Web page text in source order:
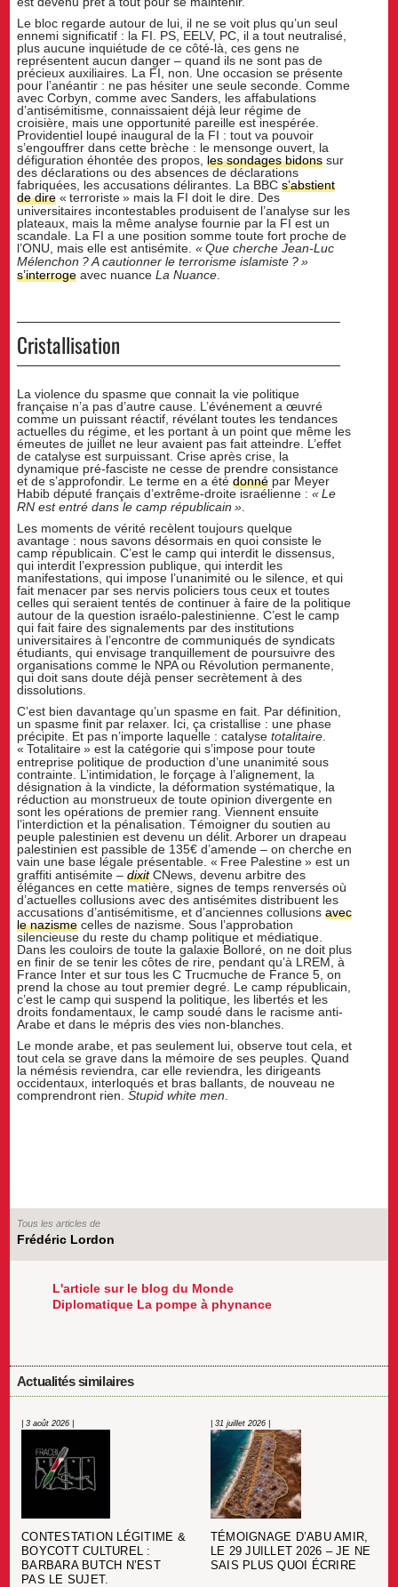
Le bloc regarde autour de lui, il ne se voit plus qu’un seul
ennemi significatif : la FI. PS, EELV, PC, il a tout neutralisé,
plus aucune inquiétude de ce côté-là, ces gens ne
représentent aucun danger – quand ils ne sont pas de
précieux auxiliaires. La FI, non. Une occasion se présente
pour l’anéantir : ne pas hésiter une seule seconde. Comme
avec Corbyn, comme avec Sanders, les affabulations
d’antisémitisme, connaissaient déjà leur régime de
croisière, mais une opportunité pareille est inespérée.
Providentiel loupé inaugural de la FI : tout va pouvoir
s’engouffrer dans cette brèche : le mensonge ouvert, la
défiguration éhontée des propos,les sondages bidons sur
des déclarations ou des absences de déclarations
fabriquées, les accusations délirantes. La BBCs’abstient
de dire « terroriste » mais la FI doit le dire. Des
universitaires incontestables produisent de l’analyse sur les
plateaux, mais la même analyse fournie par la FI est un
scandale. La FI a une position somme toute fort proche de
l’ONU, mais elle est antisémite.« Que cherche Jean-Luc
Mélenchon ? A cautionner le terrorisme islamiste ? »
s’interroge avec nuanceLa Nuance
Cristallisation
La violence du spasme que connait la vie politique
française n’a pas d’autre cause. L’événement a œuvré
comme un puissant réactif, révélant toutes les tendances
actuelles du régime, et les portant à un point que même les
émeutes de juillet ne leur avaient pas fait atteindre. L’effet
de catalyse est surpuissant. Crise après crise, la
dynamique pré-fasciste ne cesse de prendre consistance
et de s’approfondir. Le terme en a étédonné par Meyer
Habib député français d’extrême-droite israélienne :« Le
RN est entré dans le camp républicain »
Les moments de vérité recèlent toujours quelque
avantage : nous savons désormais en quoi consiste le
camp républicain. C’est le camp qui interdit le dissensus,
qui interdit l’expression publique, qui interdit les
manifestations, qui impose l’unanimité ou le silence, et qui
fait menacer par ses nervis policiers tous ceux et toutes
celles qui seraient tentés de continuer à faire de la politique
autour de la question israélo-palestinienne. C’est le camp
qui fait faire des signalements par des institutions
universitaires à l’encontre de communiqués de syndicats
étudiants, qui envisage tranquillement de poursuivre des
organisations comme le NPA ou Révolution permanente,
qui doit sans doute déjà penser secrètement à des
dissolutions.
C’est bien davantage qu’un spasme en fait. Par définition,
un spasme finit par relaxer. Ici, ça cristallise : une phase
précipite. Et pas n’importe laquelle : catalysetotalitaire.
« Totalitaire » est la catégorie qui s’impose pour toute
entreprise politique de production d’une unanimité sous
contrainte. L’intimidation, le forçage à l’alignement, la
désignation à la vindicte, la déformation systématique, la
réduction au monstrueux de toute opinion divergente en
sont les opérations de premier rang. Viennent ensuite
l’interdiction et la pénalisation. Témoigner du soutien au
peuple palestinien est devenu un délit. Arborer un drapeau
palestinien est passible de 135€ d’amende – on cherche en
vain une base légale présentable. « Free Palestine » est un
graffiti antisémite –dixitCNews, devenu arbitre des
élégances en cette matière, signes de temps renversés où
d’actuelles collusions avec des antisémites distribuent les
accusations d’antisémitisme, et d’anciennes collusionsavec
le nazisme celles de nazisme. Sous l’approbation
silencieuse du reste du champ politique et médiatique.
Dans les couloirs de toute la galaxie Bolloré, on ne doit plus
en finir de se tenir les côtes de rire, pendant qu’à LREM, à
France Inter et sur tous les C Trucmuche de France 5, on
prend la chose au tout premier degré. Le camp républicain,
c’est le camp qui suspend la politique, les libertés et les
droits fondamentaux, le camp soudé dans le racisme anti-
Arabe et dans le mépris des vies non-blanches.
Le monde arabe, et pas seulement lui, observe tout cela, et
tout cela se grave dans la mémoire de ses peuples. Quand
la némésis reviendra, car elle reviendra, les dirigeants
occidentaux, interloqués et bras ballants, de nouveau ne
comprendront rien.Stupid white men
Tous les articles de
Frédéric Lordon
L'article sur le blog du Monde
Diplomatique La pompe à phynance
Actualités similaires
| 3 août 2026 |
CONTESTATION LÉGITIME &
BOYCOTT CULTUREL :
BARBARA BUTCH N’EST
PAS LE SUJET.
| 31 juillet 2026 |
TÉMOIGNAGE D’ABU AMIR,
LE 29 JUILLET 2026 – JE NE
SAIS PLUS QUOI ÉCRIRE